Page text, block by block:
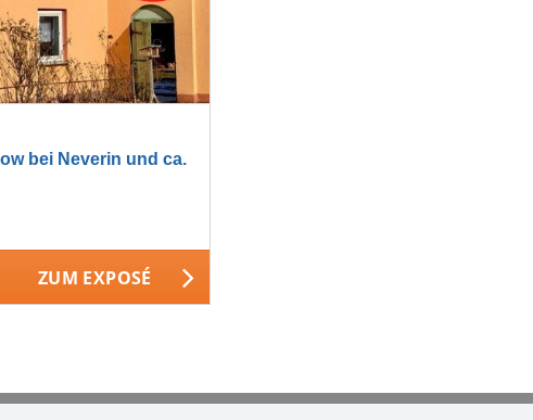
bei Neverin und ca.
ZUM EXPOSÉ